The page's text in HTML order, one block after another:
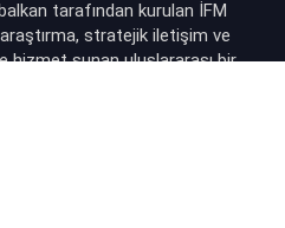
tarafından kurulan İFM
stratejik iletişim ve
hizmet sunan uluslararası bir